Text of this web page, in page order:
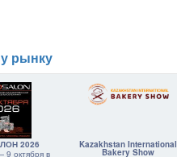
рынку
2026
9 октября в
Kazakhstan International
Bakery Show